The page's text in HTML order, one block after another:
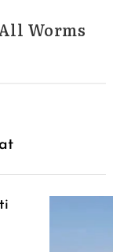
Worms